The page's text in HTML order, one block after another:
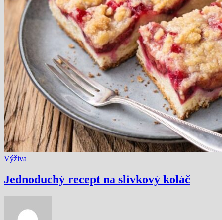
Výživa
Jednoduchý recept na slivkový koláč